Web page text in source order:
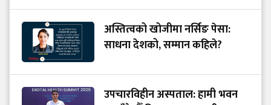
अस्तित्वको खोजीमा नर्सिङ पेसा:
साधना देशको, सम्मान कहिले?
उपचारविहीन अस्पताल: हामी भवन